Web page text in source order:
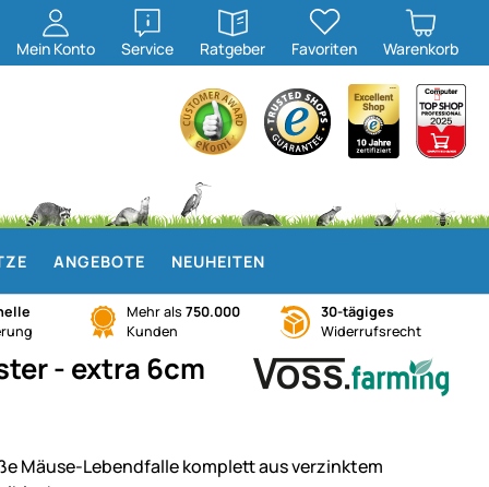
Mein Konto Service
öffnen
Ratgeber
öffnen
Favoriten Warenkorb
ANGEBOTE NEUHEITEN
Mehr als 750.000
Kunden
30-tägiges
Widerrufsrecht
- extra 6cm
Mäuse-Lebendfalle komplett aus verzinktem